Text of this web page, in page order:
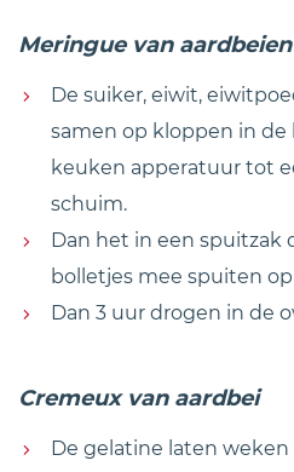
Meringue van aardbeien
De suiker, eiwit,
samen op kloppen in de
keuken apperatuur tot
schuim.
Dan het in een spuitzak
bolletjes mee spuiten
Dan 3 uur drogen in de
Cremeux van aardbei
De gelatine laten